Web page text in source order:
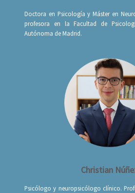
Doctora en Psicología y Máster en
profesora en la Facultad de
Autónoma de Madrid.
Christian
Psicólogo y neuropsicólogo clínico.